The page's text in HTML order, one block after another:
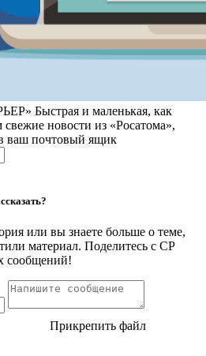
Быстрая и маленькая, как
свежие новости из «Росатома»,
ваш почтовый ящик
или вы знаете больше о теме,
материал. Поделитесь с СР
сообщений!
Прикрепить файл